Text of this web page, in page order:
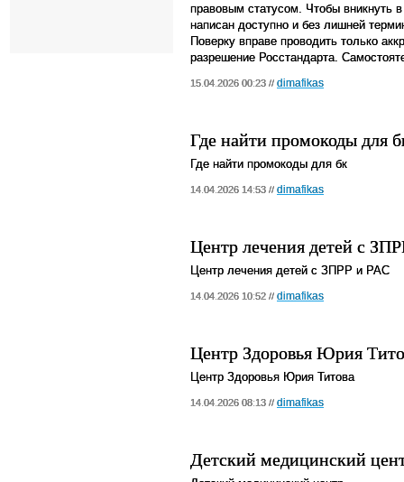
правовым статусом. Чтобы вникнуть
написан доступно и без лишней
Поверку вправе проводить только
разрешение Росстандарта.
15.04.2026 00:23 // dimafikas
Где найти промокоды для
Где найти промокоды для бк
14.04.2026 14:53 // dimafikas
Центр лечения детей с
Центр лечения детей с ЗПРР и РАС
14.04.2026 10:52 // dimafikas
Центр Здоровья Юрия
Центр Здоровья Юрия Титова
14.04.2026 08:13 // dimafikas
Детский медицинский